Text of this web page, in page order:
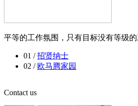
平等的工作氛围，只有目标没有等级
01 /招贤纳士
02 / 欧马腾家园
Contact us